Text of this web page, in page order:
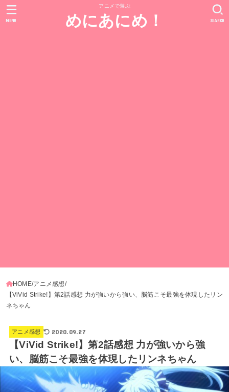
アニメで遊ぶ
めにあにめ！ SEARCH
MENU
HOME アニメ感想
【ViVid Strike!】第2話感想 力が強いから強い、脳筋こそ最強を体現したリン
ネちゃん
アニメ感想 2020.09.27
【ViVid Strike!】第2話感想 力が強いから強
い、脳筋こそ最強を体現したリンネちゃん